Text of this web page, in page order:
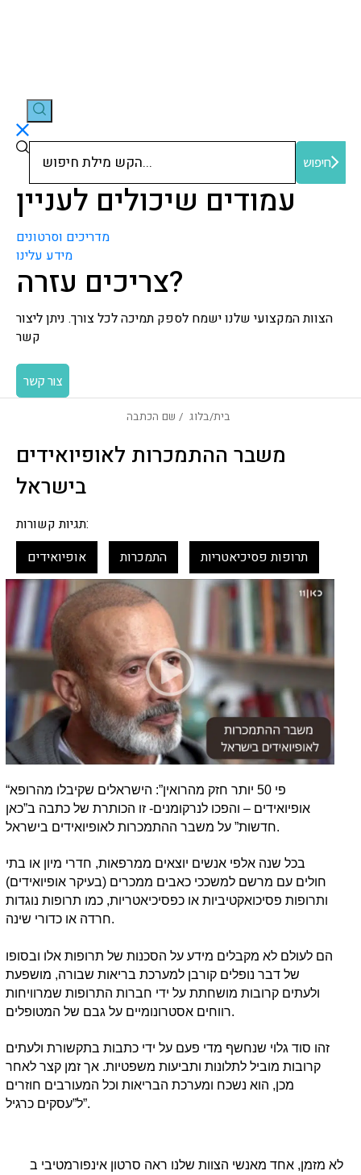
חיפוש
חיפוש
עמודים שיכולים לעניין
מדריכים וסרטונים
מידע עלינו
צריכים עזרה?
הצוות המקצועי שלנו ישמח לספק תמיכה לכל צורך. ניתן ליצור
קשר
צור קשר
בית/בלוג / שם הכתבה
משבר ההתמכרות לאופיואידים
בישראל
תגיות קשורות:
אופיואידים
התמכרות תרופות פסיכיאטריות
“פי 50 יותר חזק מהרואין”: הישראלים שקיבלו מהרופא
אופיואידים – והפכו לנרקומנים- זו הכותרת של כתבה ב”כאן
חדשות” על משבר ההתמכרות לאופיואידים בישראל.
בכל שנה אלפי אנשים יוצאים ממרפאות, חדרי מיון או בתי
חולים עם מרשם למשככי כאבים ממכרים (בעיקר אופיואידים)
ותרופות פסיכואקטיביות או כפסיכיאטריות, כמו תרופות נוגדות
חרדה או כדורי שינה.
הם לעולם לא מקבלים מידע על הסכנות של תרופות אלו ובסופו
של דבר נופלים קורבן למערכת בריאות שבורה, מושפעת
ולעתים קרובות מושחתת על ידי חברות התרופות שמרוויחות
רווחים אסטרונומיים על גבם של המטופלים.
זהו סוד גלוי שנחשף מדי פעם על ידי כתבות בתקשורת ולעתים
קרובות מוביל לתלונות ותביעות משפטיות. אך זמן קצר לאחר
מכן, הוא נשכח ומערכת הבריאות וכל המעורבים חוזרים
ל”עסקים כרגיל”.
לא מזמן, אחד מאנשי הצוות שלנו ראה סרטון אינפורמטיבי ב